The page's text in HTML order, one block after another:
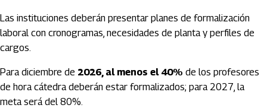
Las instituciones deberán presentar planes de formalización
laboral con cronogramas, necesidades de planta y perfiles de
cargos.
Para diciembre de 2026, al menos el 40% de los profesores
de hora cátedra deberán estar formalizados; para 2027, la
meta será del 80%.